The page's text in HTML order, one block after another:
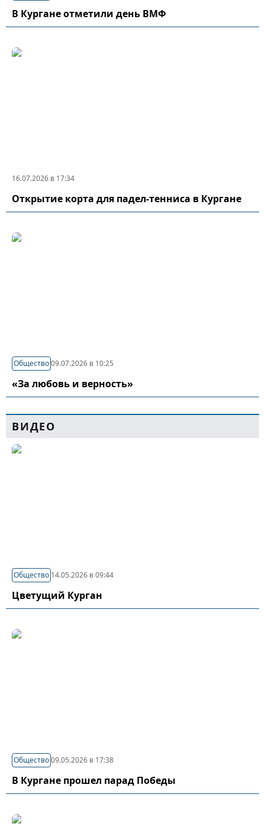
В Кургане отметили день ВМФ
16.07.2026 в 17:34
Открытие корта для падел-тенниса в Кургане
Общество09.07.2026 в 10:25
«За любовь и верность»
ВИДЕО
Общество 14.05.2026 в 09:44
Цветущий Курган
Общество09.05.2026 в 17:38
В Кургане прошел парад Победы